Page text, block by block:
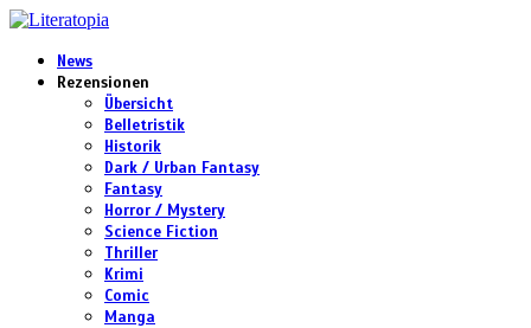
News
Rezensionen
Übersicht
Belletristik
Historik
Dark / Urban Fantasy
Fantasy
Horror / Mystery
Science Fiction
Thriller
Krimi
Comic
Manga